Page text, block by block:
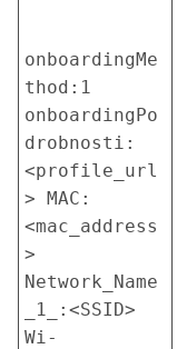
onboardingMe
thod:1
onboardingPo
drobnosti:
<profile_url
> MAC:
<mac_address
>
Network_Name
_1_:<SSID>
Wi-